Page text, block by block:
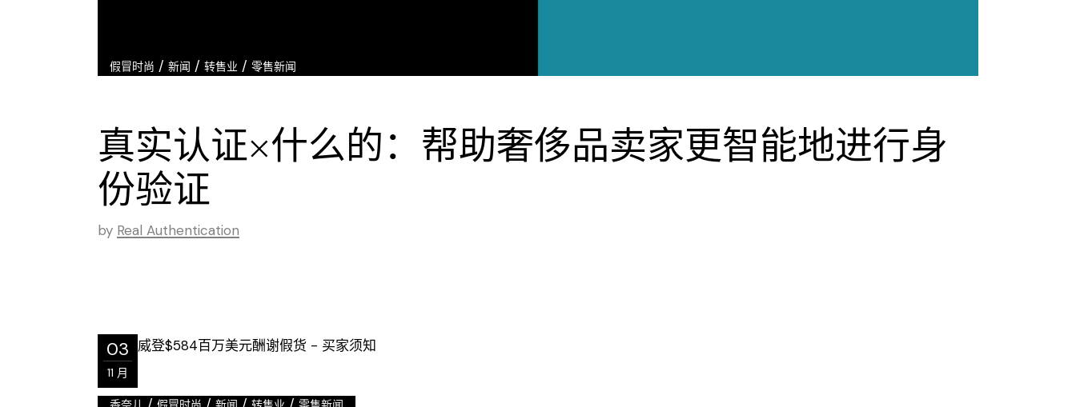
假冒时尚 / 新闻 / 转售业 / 零售新闻
真实认证×什么的：帮助奢侈品卖家更智能地进行身
份验证
by Real Authentication
03
11 月